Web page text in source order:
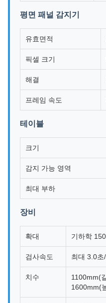
평면 패널 감지기
유효면적
픽셀 크기
해결
프레임 속도
테이블
크기
감지 가능 영역
최대 부하
장비
확대 기하학
검사속도 최대 3.0초
치수
1100mm(
1600mm(